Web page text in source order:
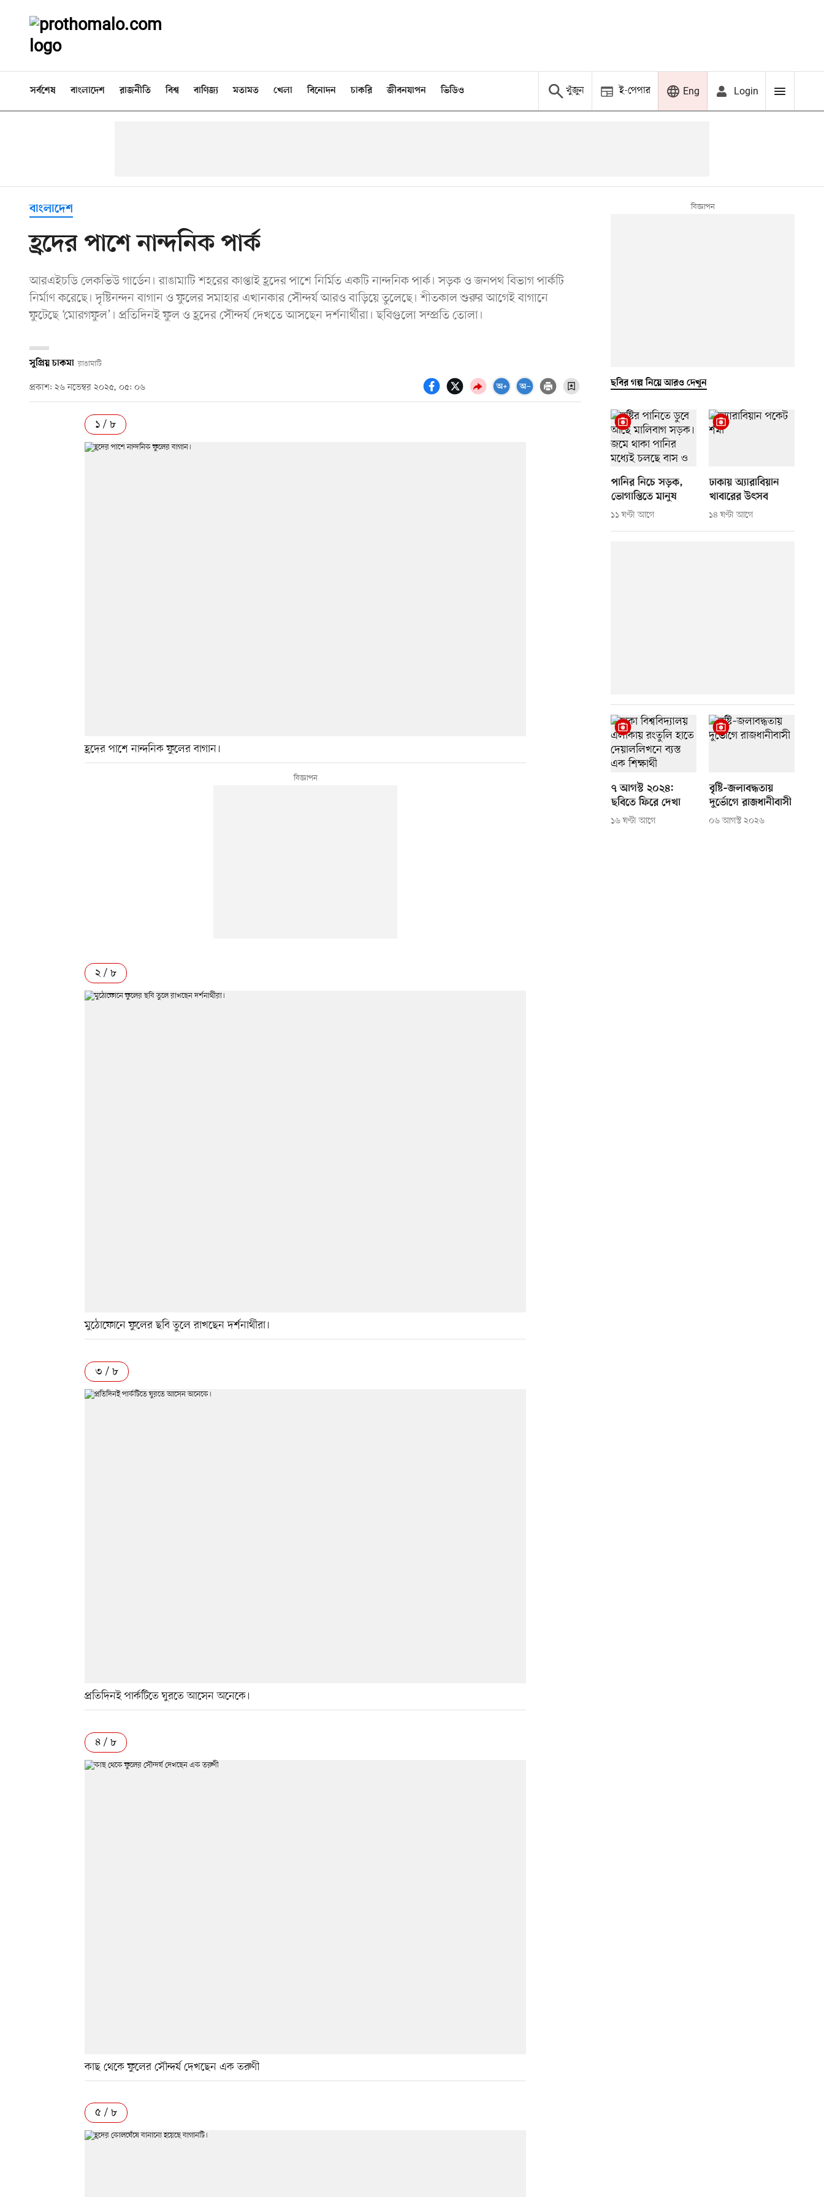
সর্বশেষ বাংলাদেশ রাজনীতি বিশ্ব বাণিজ্য মতামত খেলা বিনোদন চাকরি জীবনযাপন ভিডিও খুঁজুন ই-পেপার Eng Login
বাংলাদেশ
হ্রদের পাশে নান্দনিক পার্ক
আরএইচডি লেকভিউ গার্ডেন। রাঙামাটি শহরের কাপ্তাই হ্রদের পাশে নির্মিত একটি নান্দনিক পার্ক। সড়ক ও জনপথ বিভাগ পার্কটি
নির্মাণ করেছে। দৃষ্টিনন্দন বাগান ও ফুলের সমাহার এখানকার সৌন্দর্য আরও বাড়িয়ে তুলেছে। শীতকাল শুরুর আগেই বাগানে
ফুটেছে ‘মোরগফুল’। প্রতিদিনই ফুল ও হ্রদের সৌন্দর্য দেখতে আসছেন দর্শনার্থীরা। ছবিগুলো সম্প্রতি তোলা।
সুপ্রিয় চাকমা রাঙামাটি
প্রকাশ: ২৬ নভেম্বর ২০২৫, ০৫: ০৬
১ / ৮
হ্রদের পাশে নান্দনিক ফুলের বাগান।
২ / ৮
মুঠোফোনে ফুলের ছবি তুলে রাখছেন দর্শনার্থীরা।
৩ / ৮
প্রতিদিনই পার্কটিতে ঘুরতে আসেন অনেকে।
৪ / ৮
কাছ থেকে ফুলের সৌন্দর্য দেখছেন এক তরুণী
৫ / ৮
ছবির গল্প নিয়ে আরও দেখুন
পানির নিচে সড়ক,
ভোগান্তিতে মানুষ
১১ ঘণ্টা আগে
ঢাকায় অ্যারাবিয়ান
খাবারের উৎসব
১৪ ঘণ্টা আগে
৭ আগস্ট ২০২৪:
ছবিতে ফিরে দেখা
১৬ ঘণ্টা আগে
বৃষ্টি–জলাবদ্ধতায়
দুর্ভোগে রাজধানীবাসী
০৬ আগস্ট ২০২৬